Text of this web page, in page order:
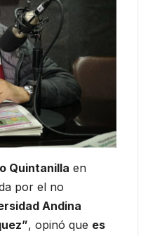
Quintanilla en
por el no
Andina
, opinó que es